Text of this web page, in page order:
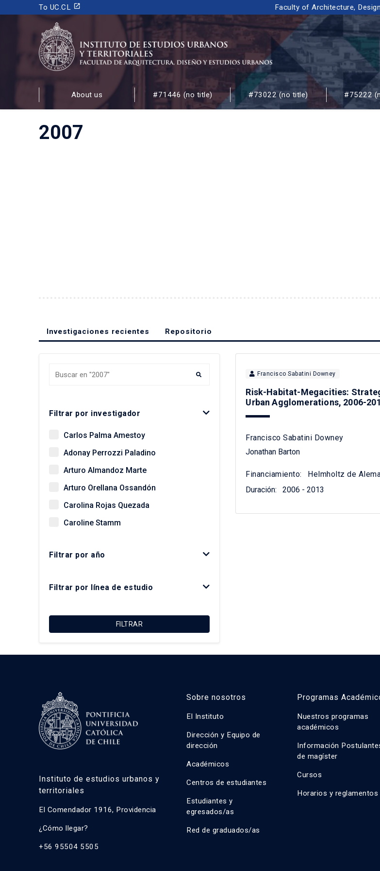
To UC.CL launch Faculty of Architecture,
INSTITUTO DE ESTUDIOS URBANOS
Y TERRITORIALES
FACULTAD DE ARQUITECTURA, DISEÑO Y ESTUDIOS URBANOS
About us #71446 (no title) #73022 (no title) #75222
2007
Investigaciones recientes Repositorio
Filtrar por investigador
Carlos Palma Amestoy
Adonay Perrozzi Paladino
Arturo Almandoz Marte
Arturo Orellana Ossandón
Carolina Rojas Quezada
Caroline Stamm
Daniela Zaviezo
Felipe Link Lazo
Giovanni Vecchio
Kay Bergamini Ladrón de Guevara
Luis Fuentes Arce
Macarena Ibarra Alonso
Magdalena Vicuña Del Río
Óscar Figueroa Monsalve
Filtrar por año
Filtrar por línea de estudio
FILTRAR
Francisco Sabatini Downey
Risk-Habitat-Megacities:
Urban Agglomerations, 2006-
Francisco Sabatini Downey
Jonathan Barton
Financiamiento:
Helmholtz de
Duración:
2006 - 2013
Instituto de estudios urbanos y
territoriales
El Comendador 1916, Providencia
¿Cómo llegar?
+56 95504 5505
Sobre nosotros
El Instituto
Dirección y Equipo de
dirección
Académicos
Centros de estudiantes
Estudiantes y
egresados/as
Red de graduados/as
Programas
Nuestros programas
académicos
Información
de magíster
Cursos
Horarios y reglamentos